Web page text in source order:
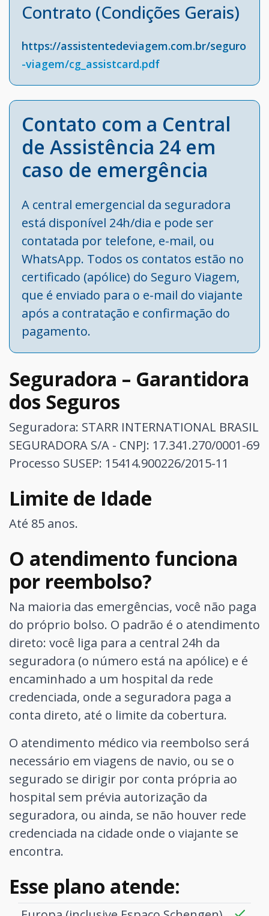
Contrato (Condições Gerais)
https://assistentedeviagem.com.br/seguro
-viagem/cg_assistcard.pdf
Contato com a Central
de Assistência 24 em
caso de emergência
A central emergencial da seguradora
está disponível 24h/dia e pode ser
contatada por telefone, e-mail, ou
WhatsApp. Todos os contatos estão no
certificado (apólice) do Seguro Viagem,
que é enviado para o e-mail do viajante
após a contratação e confirmação do
pagamento.
Seguradora – Garantidora
dos Seguros
Seguradora: STARR INTERNATIONAL BRASIL
SEGURADORA S/A - CNPJ: 17.341.270/0001-69
Processo SUSEP: 15414.900226/2015-11
Limite de Idade
Até 85 anos.
O atendimento funciona
por reembolso?
Na maioria das emergências, você não paga
do próprio bolso. O padrão é o atendimento
direto: você liga para a central 24h da
seguradora (o número está na apólice) e é
encaminhado a um hospital da rede
credenciada, onde a seguradora paga a
conta direto, até o limite da cobertura.
O atendimento médico via reembolso será
necessário em viagens de navio, ou se o
segurado se dirigir por conta própria ao
hospital sem prévia autorização da
seguradora, ou ainda, se não houver rede
credenciada na cidade onde o viajante se
encontra.
Esse plano atende: